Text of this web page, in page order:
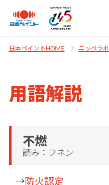
日本ペイントHOME ニッペラボ
用語解説
不燃
読み：フネン
→防火認定